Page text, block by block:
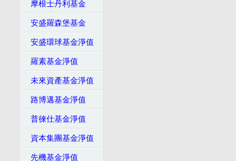
摩根士丹利基金
安盛羅森堡基金
安盛環球基金淨值
羅素基金淨值
未來資產基金淨值
路博邁基金淨值
普徠仕基金淨值
資本集團基金淨值
先機基金淨值